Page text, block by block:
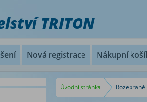
TRITON
Nová registrace Nákupní
Úvodní stránka